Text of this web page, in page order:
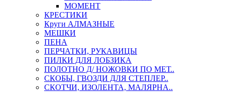
МОМЕНТ
КРЕСТИКИ
Круги АЛМАЗНЫЕ
МЕШКИ
ПЕНА
ПЕРЧАТКИ, РУКАВИЦЫ
ПИЛКИ ДЛЯ ЛОБЗИКА
ПОЛОТНО Д/ НОЖОВКИ ПО МЕТ..
СКОБЫ, ГВОЗДИ ДЛЯ СТЕПЛЕР..
СКОТЧИ, ИЗОЛЕНТА, МАЛЯРНА..